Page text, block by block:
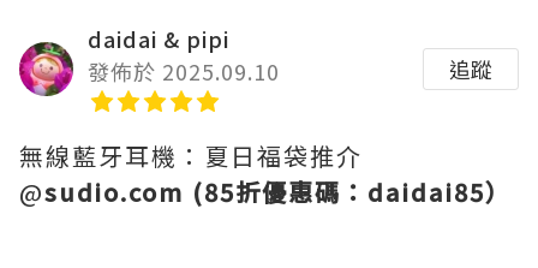
daidai & pipi
發佈於 2025.09.10
追蹤
無線藍牙耳機：夏日福袋推介
@sudio.com (85折優惠碼：daidai85）